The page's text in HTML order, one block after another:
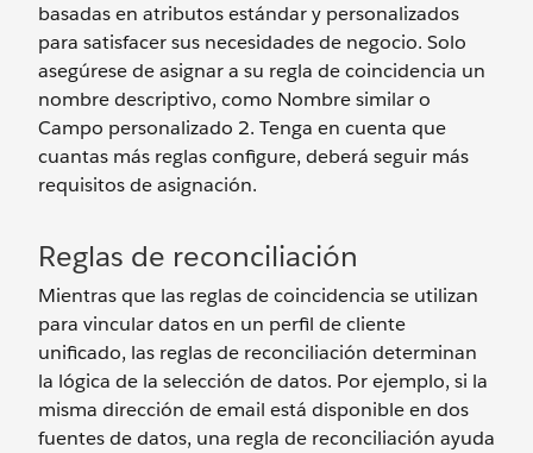
basadas en atributos estándar y personalizados
para satisfacer sus necesidades de negocio. Solo
asegúrese de asignar a su regla de coincidencia un
nombre descriptivo, como Nombre similar o
Campo personalizado 2. Tenga en cuenta que
cuantas más reglas configure, deberá seguir más
requisitos de asignación.
Reglas de reconciliación
Mientras que las reglas de coincidencia se utilizan
para vincular datos en un perfil de cliente
unificado, las reglas de reconciliación determinan
la lógica de la selección de datos. Por ejemplo, si la
misma dirección de email está disponible en dos
fuentes de datos, una regla de reconciliación ayuda